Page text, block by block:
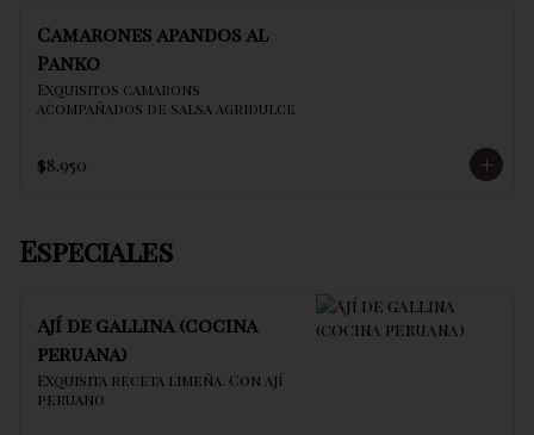
Camarones apandos al
Panko
Exquisitos camarons
acompañados de salsa agridulce
$8.950
Especiales
Ají de gallina (cocina
peruana)
Exquisita receta limeña. Con ají
peruano